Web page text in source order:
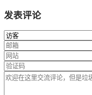
发表评论